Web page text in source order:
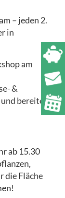
– jeden 2.
in
am
&
bereiten
ab 15.30
die Fläche